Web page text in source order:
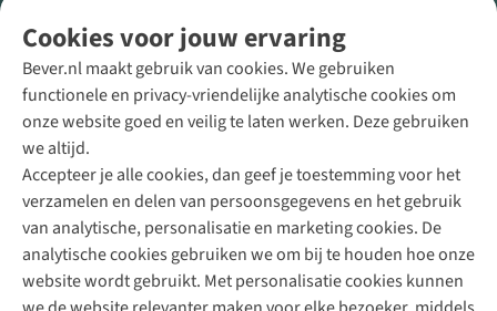
Cookies voor jouw ervaring
Bever.nl maakt gebruik van cookies. We gebruiken
functionele en privacy-vriendelijke analytische cookies om
onze website goed en veilig te laten werken. Deze gebruiken
we altijd.
Accepteer je alle cookies, dan geef je toestemming voor het
verzamelen en delen van persoonsgegevens en het gebruik
van analytische, personalisatie en marketing cookies. De
analytische cookies gebruiken we om bij te houden hoe onze
website wordt gebruikt. Met personalisatie cookies kunnen
Direct advies van een Buitenexpert
+31 (0)85 888 50 88
+31 6 12 28 49 80
Contactformulier